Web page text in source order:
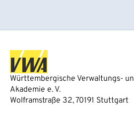
Württembergische Verwaltungs-
Akademie e. V.
Wolframstraße 32, 70191 Stuttgart